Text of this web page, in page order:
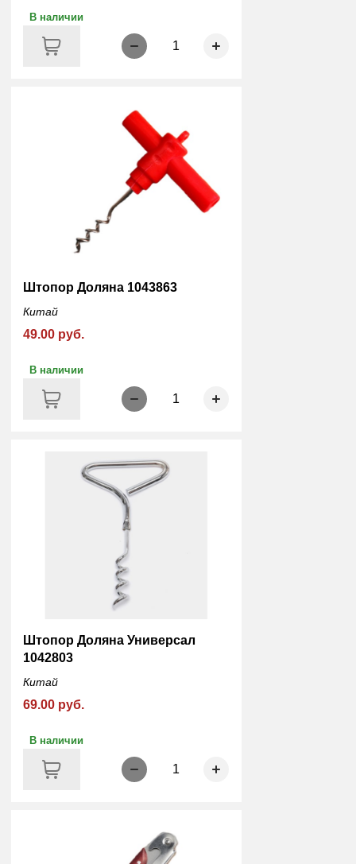
В наличии
1
Штопор Доляна 1043863
Китай
49.00 руб.
В наличии
1
Штопор Доляна Универсал
1042803
Китай
69.00 руб.
В наличии
1